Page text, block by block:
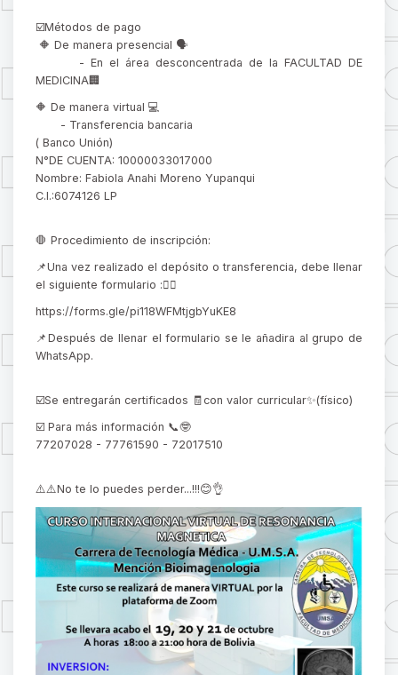
☑️Métodos de pago
🔶 De manera presencial 🗣️
- En el área desconcentrada de la FACULTAD DE
MEDICINA🏢
🔶 De manera virtual 💻
- Transferencia bancaria
( Banco Unión)
N°DE CUENTA: 10000033017000
Nombre: Fabiola Anahi Moreno Yupanqui
C.I.:6074126 LP
🛑 Procedimiento de inscripción:
📌Una vez realizado el depósito o transferencia, debe llenar
el siguiente formulario :👇🏻
https://forms.gle/pi118WFMtjgbYuKE8
📌Después de llenar el formulario se le añadira al grupo de
WhatsApp.
☑️Se entregarán certificados 🧾con valor curricular✨(físico)
☑️ Para más información 📞🤓
77207028 - 77761590 - 72017510
⚠️⚠️No te lo puedes perder...!!!😊👌